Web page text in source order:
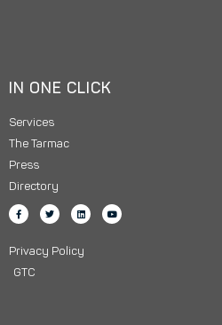
IN ONE CLICK
Services
The Tarmac
Press
Directory
Privacy Policy
GTC